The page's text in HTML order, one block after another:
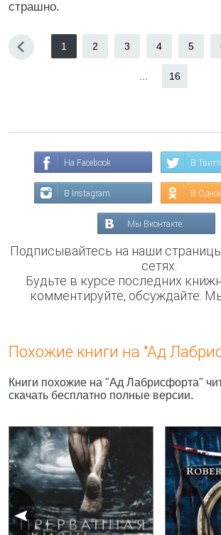
страшно.
1 2 3 4 5
16
На Facebook В
В Instagram В
Мы Вконтакте
Подписывайтесь на наши
сетях.
Будьте в курсе последних
комментируйте, обсуждайте.
Похожие книги на "Ад
Книги похожие на "Ад Лабрисфорта"
скачать бесплатно полные версии.